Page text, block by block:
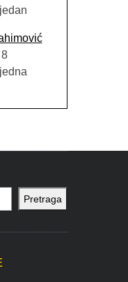
Pretraga